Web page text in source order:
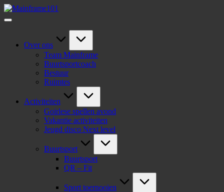
Ga
naar
jongerencentrum
Over ons
Team Mainframe
Buurtsportcoach
Bestuur
Ruimtes
Activiteiten
Goirlese spellen avond
Vakantie activiteiten
Jeugd disco Next level
Buurtsport
Buurtsport
QR – Fit
Sport toernooien